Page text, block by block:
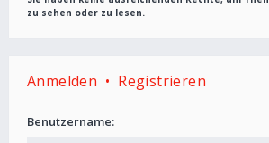
zu sehen oder zu lesen.
Anmelden • Registrieren
Benutzername: